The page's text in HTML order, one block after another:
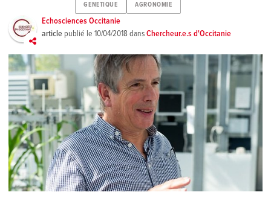
GENETIQUE AGRONOMIE
Echosciences Occitanie
article publié le10/04/2018 dansChercheur.e.s d'Occitanie